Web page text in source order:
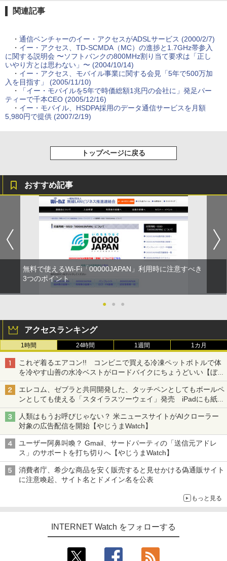
関連記事
・ 通信ベンチャーのイー・アクセスがADSLサービス (2000/2/7)
・ イー・アクセス、TD-SCMDA（MC）の進捗と1.7GHz帯参入
に関する説明会 〜ソフトバンクの800MHz割り当て要求は「正し
いやり方とは思わない」〜 (2004/10/14)
・ イー・アクセス、モバイル事業に関する会見「5年で500万加
入を目指す」 (2005/11/10)
・
「イー・モバイルを5年で時価総額1兆円の会社に」発足パー
ティーで千本CEO (2005/12/16)
・ イー・モバイル、HSDPA採用のデータ通信サービスを月額
5,980円で提供 (2007/2/19)
トップページに戻る
おすすめ記事
無料で使えるWi-Fi「00000JAPAN」利用時に注意すべき
3つのポイント
● ● ●
アクセスランキング
1時間 24時間 1週間 1カ月
これぞ着るエアコン!! コンビニで買える冷凍ペットボトルで体
を冷やす山善の水冷ベストがロードバイクにちょうどいい【ぼっ
ち・ざ・ろーど！その14】【空いた時間でなにしてる？】
エレコム、ゼブラと共同開発した、タッチペンとしてもボールペ
ンとしても使える「スタイラスツーウェイ」発売 iPadにも紙に
も、持ち替えずに書き込める
人類はもうお呼びじゃない？ 米ニュースサイトがAIクローラー
対象の広告配信を開始【やじうまWatch】
ユーザー阿鼻叫喚？ Gmail、サードパーティの「送信元アドレ
ス」のサポートを打ち切りへ【やじうまWatch】
消費者庁、希少な商品を安く販売すると見せかける偽通販サイト
に注意喚起、サイト名とドメイン名を公表
もっと見る
INTERNET Watch をフォローする